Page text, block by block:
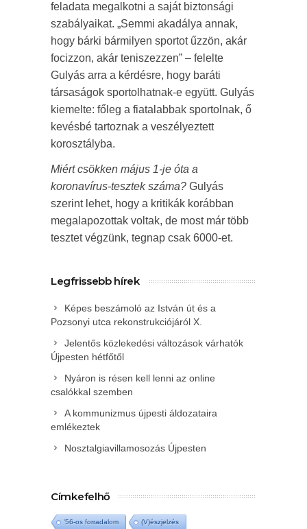
feladata megalkotni a saját biztonsági
szabályaikat. „Semmi akadálya annak,
hogy bárki bármilyen sportot űzzön, akár
focizzon, akár teniszezzen” – felelte
Gulyás arra a kérdésre, hogy baráti
társaságok sportolhatnak-e együtt. Gulyás
kiemelte: főleg a fiatalabbak sportolnak, ő
kevésbé tartoznak a veszélyeztett
korosztályba.
Miért csökken május 1-je óta a
koronavírus-tesztek száma? Gulyás
szerint lehet, hogy a kritikák korábban
megalapozottak voltak, de most már több
tesztet végzünk, tegnap csak 6000-et.
Legfrissebb hírek
Képes beszámoló az István út és a
Pozsonyi utca rekonstrukciójáról X.
Jelentős közlekedési változások várhatók
Újpesten hétfőtől
Nyáron is résen kell lenni az online
csalókkal szemben
A kommunizmus újpesti áldozataira
emlékeztek
Nosztalgiavillamosozás Újpesten
Címkefelhő
'56-os forradalom (V)észjelzés